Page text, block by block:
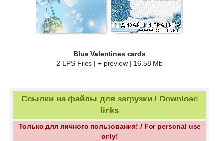
Blue Valentines cards
2 EPS Files | + preview | 16.58 Mb
Ссылки на файлы для загрузки / Download
links
Только для личного пользования! / For personal use
only!